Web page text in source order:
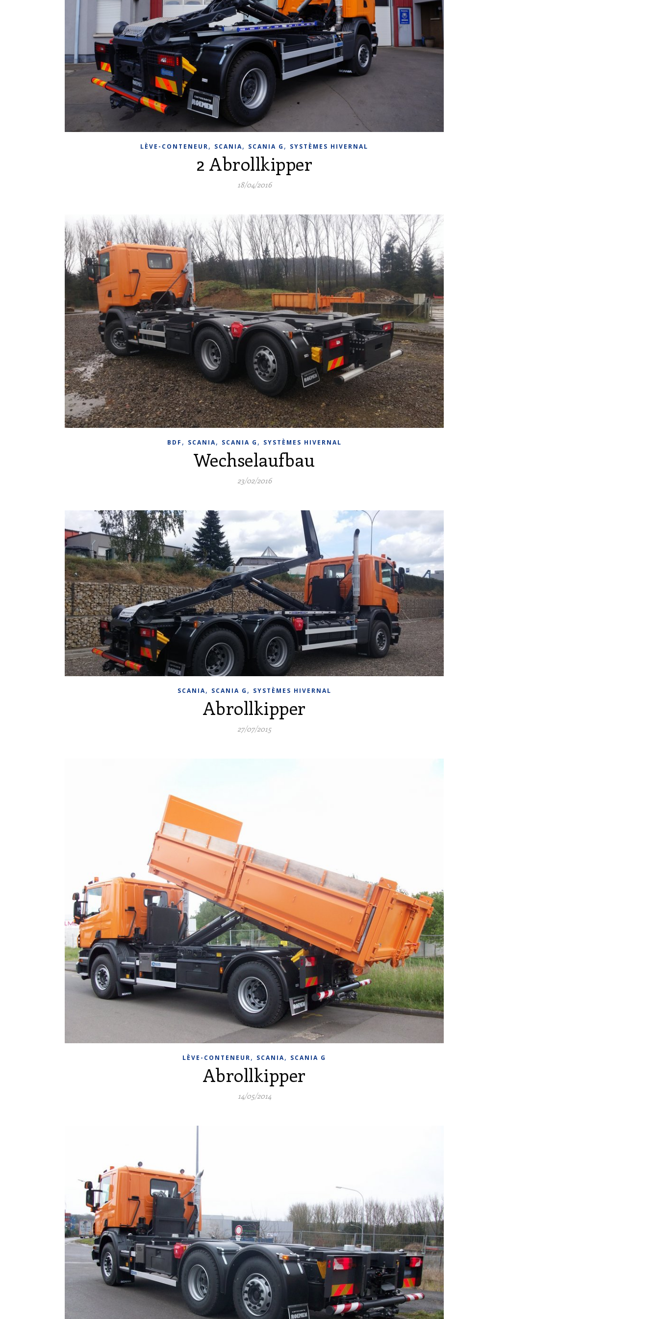
LÈVE-CONTENEUR, SCANIA, SCANIA G , SYSTÈMES HIVERNAL
2 Abrollkipper
18/04/2016
BDF , SCANIA, SCANIA G , SYSTÈMES HIVERNAL
Wechselaufbau
23/02/2016
SCANIA, SCANIA G , SYSTÈMES HIVERNAL
Abrollkipper
27/07/2015
LÈVE-CONTENEUR, SCANIA, SCANIA G
Abrollkipper
14/05/2014